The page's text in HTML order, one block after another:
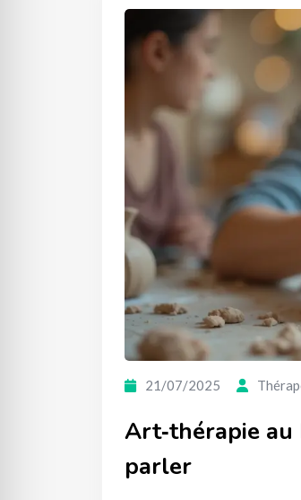
21/07/2025
Art‑thérapie au
parler